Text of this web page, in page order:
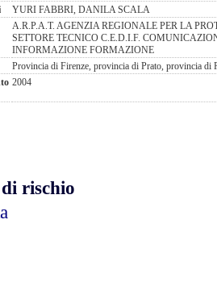
YURI FABBRI, DANILA SCALA
A.R.P.A.T. AGENZIA REGIONALE PER LA
SETTORE TECNICO C.E.D.I.F.
INFORMAZIONE FORMAZIONE
Provincia di Firenze, provincia di Prato, provincia di
2004
rischio